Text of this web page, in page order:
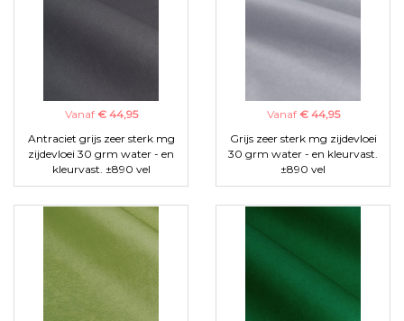
Vanaf € 44,95
Antraciet grijs zeer sterk mg
zijdevloei 30 grm water - en
kleurvast. ±890 vel
Vanaf € 44,95
Grijs zeer sterk mg zijdevloei
30 grm water - en kleurvast.
±890 vel